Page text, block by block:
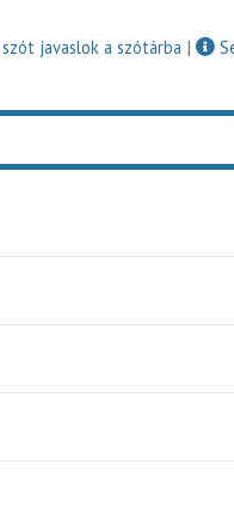
javaslok a szótárba |